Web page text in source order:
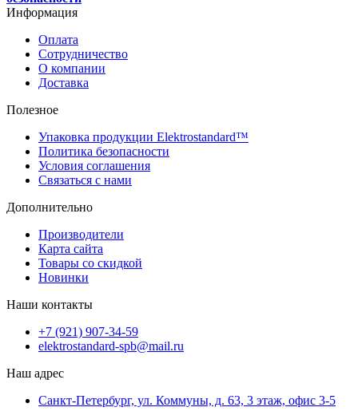
Информация
Оплата
Сотрудничество
О компании
Доставка
Полезное
Упаковка продукции Elektrostandard™
Политика безопасности
Условия соглашения
Связаться с нами
Дополнительно
Производители
Карта сайта
Товары со скидкой
Новинки
Наши контакты
+7 (921) 907-34-59
elektrostandard-spb@mail.ru
Наш адрес
Санкт-Петербург, ул. Коммуны, д. 63, 3 этаж, офис 3-5